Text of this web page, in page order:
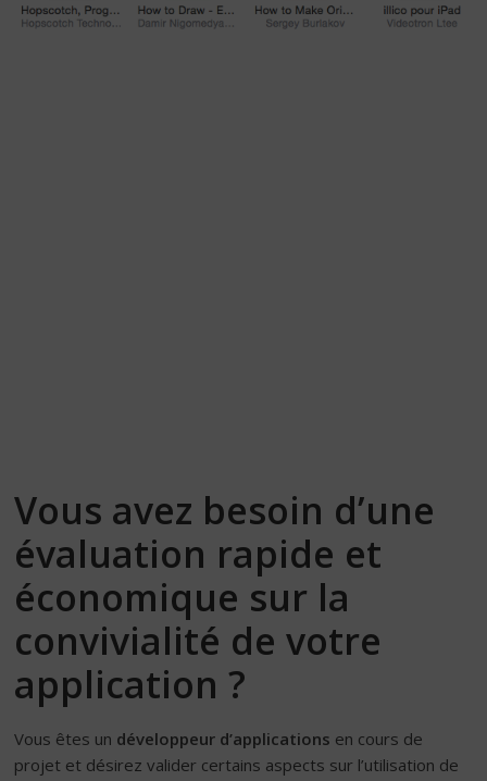
Vous avez besoin d’une
évaluation rapide et
économique sur la
convivialité de votre
application ?
Vous êtes un développeur d’applications en cours de
projet et désirez valider certains aspects sur l’utilisation de